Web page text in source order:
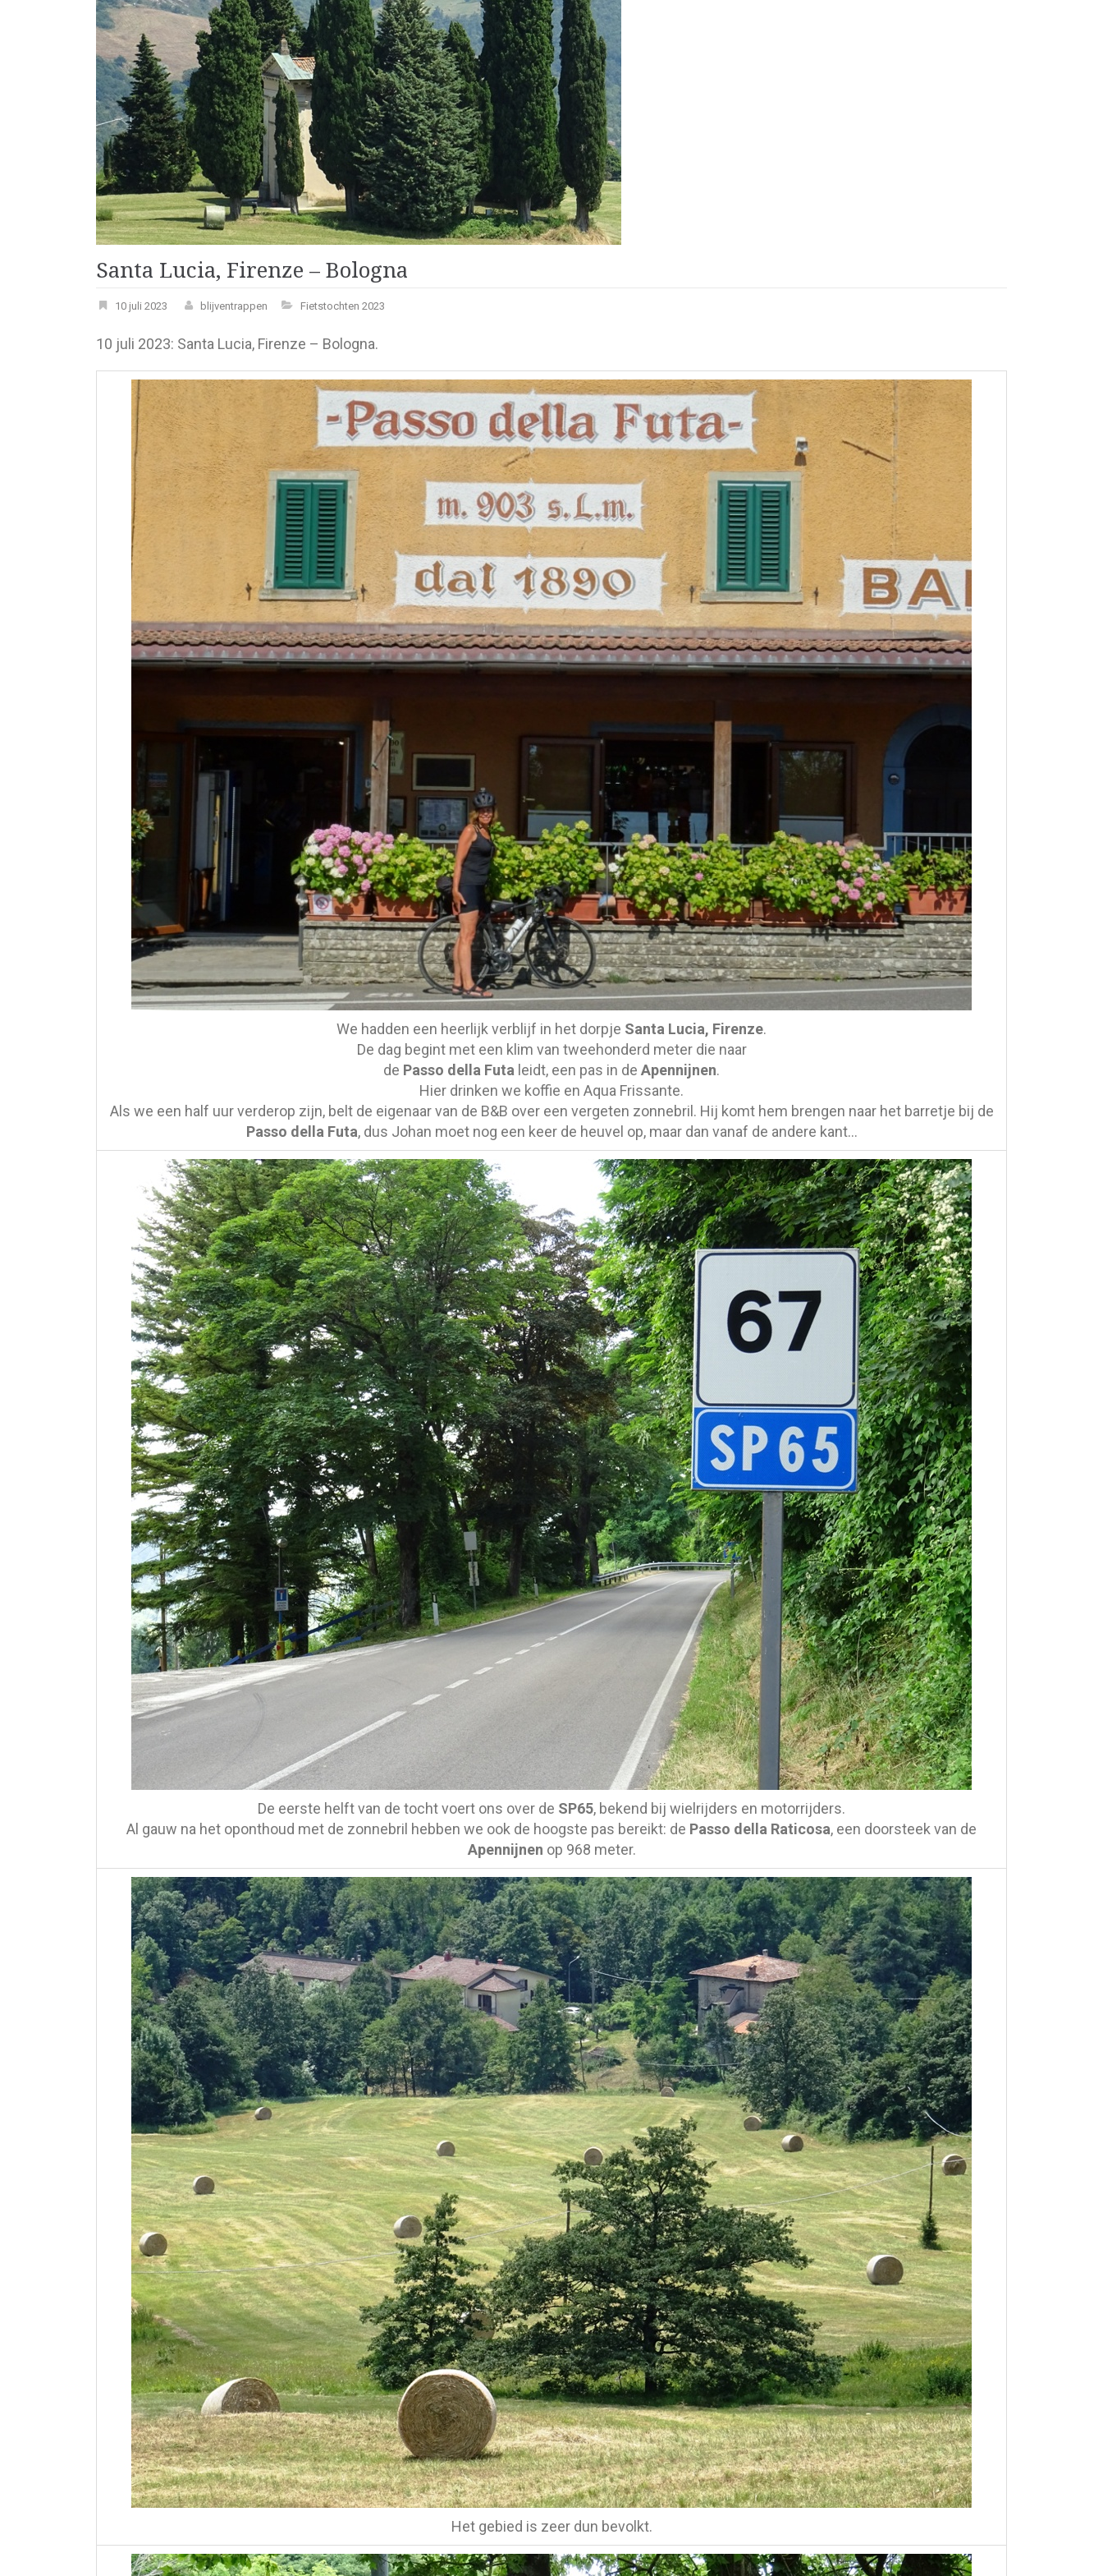
Santa Lucia, Firenze – Bologna
10 juli 2023 blijventrappen Fietstochten 2023
10 juli 2023: Santa Lucia, Firenze – Bologna.
We hadden een heerlijk verblijf in het dorpje Santa Lucia, Firenze.
De dag begint met een klim van tweehonderd meter die naar
de Passo della Futa leidt, een pas in de Apennijnen.
Hier drinken we koffie en Aqua Frissante.
Als we een half uur verderop zijn, belt de eigenaar van de B&B over een vergeten zonnebril. Hij komt hem brengen naar het barretje bij de
Passo della Futa, dus Johan moet nog een keer de heuvel op, maar dan vanaf de andere kant…
De eerste helft van de tocht voert ons over de SP65, bekend bij wielrijders en motorrijders.
Al gauw na het oponthoud met de zonnebril hebben we ook de hoogste pas bereikt: de Passo della Raticosa, een doorsteek van de
Apennijnen op 968 meter.
Het gebied is zeer dun bevolkt.